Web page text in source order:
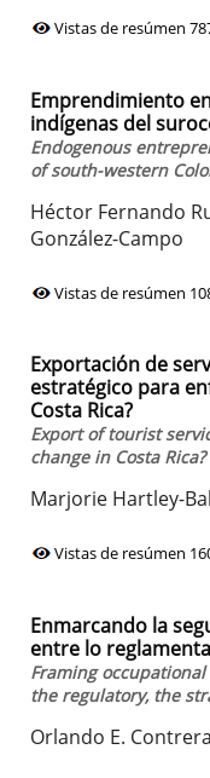
Vistas de resúmen
Emprendimiento
indígenas del
Endogenous
of south-western
Héctor Fernando
González-Campo
Vistas de resúmen
Exportación de
estratégico para
Costa Rica?
Export of tourist
change in Costa Rica?
Marjorie Hartley-
Vistas de resúmen
Enmarcando la
entre lo
Framing
the regulatory, the
Orlando E.